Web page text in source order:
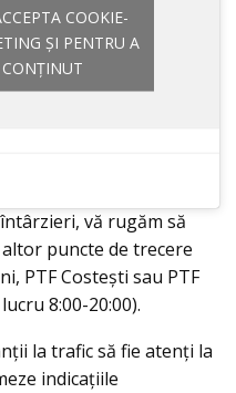
COOKIE-
ȘI PENTRU A
vă rugăm să
puncte de trecere
PTF Costești sau PTF
8:00-20:00).
la trafic să fie atenți la
indicațiile